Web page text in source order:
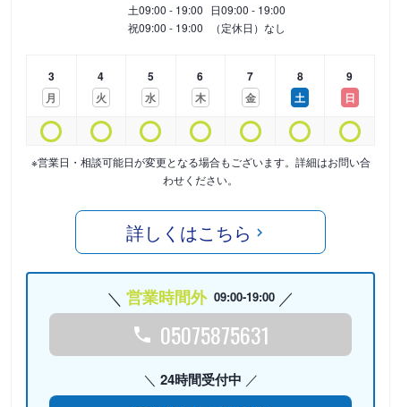
土09:00 - 19:00 日09:00 - 19:00
祝09:00 - 19:00 （定休日）なし
3
月
4
火
5
水
6
木
7
金
8
土
9
日
※営業日・相談可能日が変更となる場合もございます。詳細はお問い合
わせください。
詳しくはこちら
営業時間外 09:00-19:00
05075875631
24時間受付中